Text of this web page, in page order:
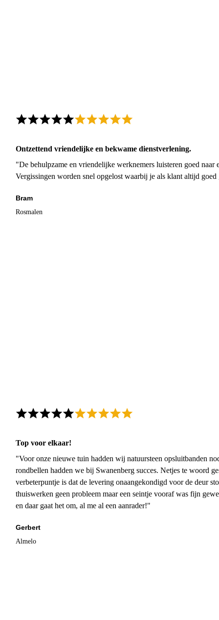
Ontzettend vriendelijke en bekwame dienstverlening.
"De behulpzame en vriendelijke werknemers luisteren goed naar
Vergissingen worden snel opgelost waarbij je als klant altijd
Bram
Rosmalen
Top voor elkaar!
"Voor onze nieuwe tuin hadden wij natuursteen opsluitbanden
rondbellen hadden we bij Swanenberg succes. Netjes te woord
verbeterpuntje is dat de levering onaangekondigd voor de deur
thuiswerken geen probleem maar een seintje vooraf was fijn
en daar gaat het om, al me al een aanrader!"
Gerbert
Almelo